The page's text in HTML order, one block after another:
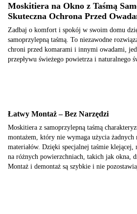
Moskitiera na Okno z Taśmą
Skuteczna Ochrona Przed
Zadbaj o komfort i spokój w swoim domu
samoprzylepną taśmą. To niezawodne
chroni przed komarami i innymi owadami,
przepływu świeżego powietrza i naturalnego
Łatwy Montaż – Bez Narzędzi
Moskitiera z samoprzylepną taśmą
montażem, który nie wymaga użycia żadnych
materiałów. Dzięki specjalnej taśmie klejącej,
na różnych powierzchniach, takich jak okna,
Montaż i demontaż są szybkie i nie